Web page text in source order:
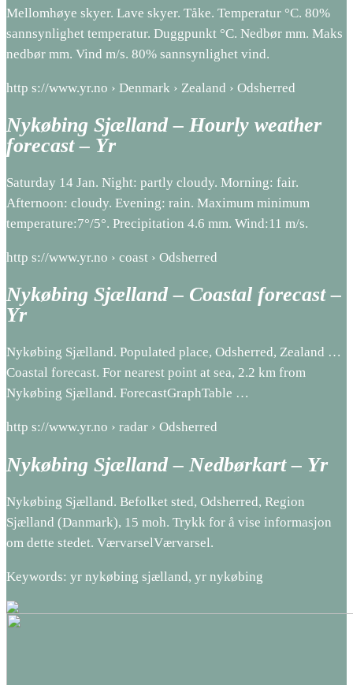
Mellomhøye skyer. Lave skyer. Tåke. Temperatur °C. 80%
sannsynlighet temperatur. Duggpunkt °C. Nedbør mm. Maks
nedbør mm. Vind m/s. 80% sannsynlighet vind.
http s://www.yr.no › Denmark › Zealand › Odsherred
Nykøbing Sjælland – Hourly weather
forecast – Yr
Saturday 14 Jan. Night: partly cloudy. Morning: fair.
Afternoon: cloudy. Evening: rain. Maximum minimum
temperature:7°/5°. Precipitation 4.6 mm. Wind:11 m/s.
http s://www.yr.no › coast › Odsherred
Nykøbing Sjælland – Coastal forecast –
Yr
Nykøbing Sjælland. Populated place, Odsherred, Zealand …
Coastal forecast. For nearest point at sea, 2.2 km from
Nykøbing Sjælland. ForecastGraphTable …
http s://www.yr.no › radar › Odsherred
Nykøbing Sjælland – Nedbørkart – Yr
Nykøbing Sjælland. Befolket sted, Odsherred, Region
Sjælland (Danmark), 15 moh. Trykk for å vise informasjon
om dette stedet. VærvarselVærvarsel.
Keywords: yr nykøbing sjælland, yr nykøbing